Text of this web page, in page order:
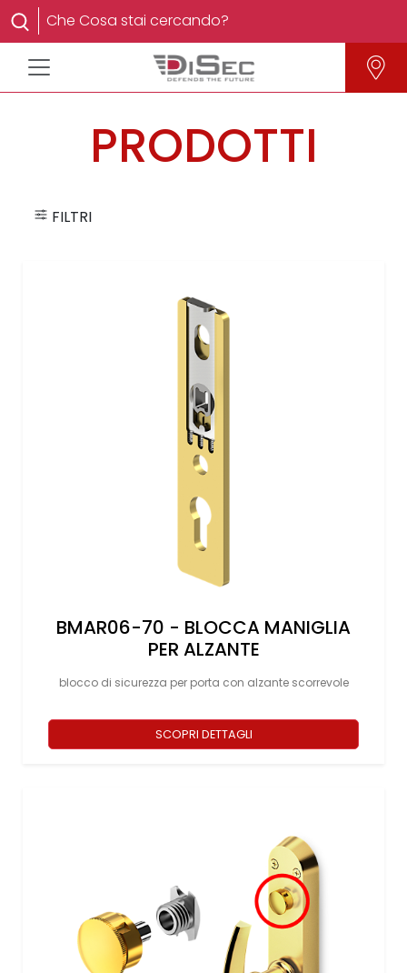
PRODOTTI
FILTRI
BMAR06-70 - BLOCCA MANIGLIA
PER ALZANTE
blocco di sicurezza per porta con alzante scorrevole
SCOPRI DETTAGLI